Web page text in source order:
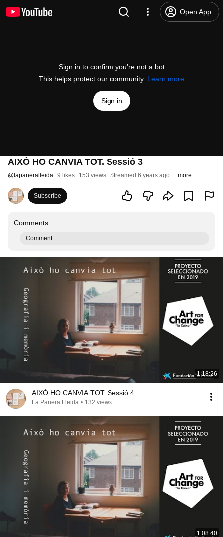
Open App
Sign in to confirm you’re not a bot
This helps protect our community. Learn more
Sign in
AIXÒ HO CANVIA TOT. Sessió 3
@ lapaneralleida 9 likes 153 views Streamed 6 years ago more
Subscribe
Comments
Comment...
1:18:26
AIXÒ HO CANVIA TOT. Sessió 4
La Panera Lleida • 132 views
1:08:40